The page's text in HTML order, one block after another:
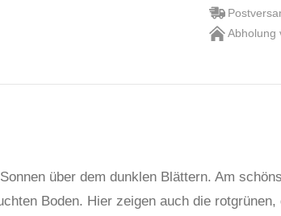
Abholung
über dem dunklen Blättern. Am
Boden. Hier zeigen auch die